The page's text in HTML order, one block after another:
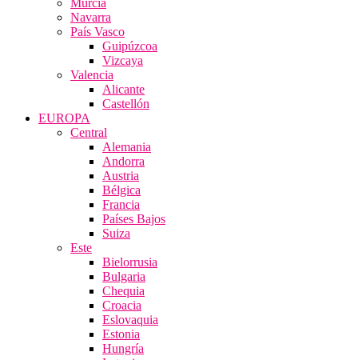
Murcia
Navarra
País Vasco
Guipúzcoa
Vizcaya
Valencia
Alicante
Castellón
EUROPA
Central
Alemania
Andorra
Austria
Bélgica
Francia
Países Bajos
Suiza
Este
Bielorrusia
Bulgaria
Chequia
Croacia
Eslovaquia
Estonia
Hungría